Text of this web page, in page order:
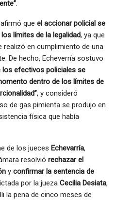
.
que el accionar policial se
límites de la legalidad, ya que
realizó en cumplimiento de una
De hecho, Echeverría sostuvo
los efectivos policiales se
dentro de los límites de
, y consideró
de gas pimienta se produjo en
física que había
de los jueces Echevarría,
resolvió rechazar el
y confirmar la sentencia de
por la jueza Cecilia Desiata,
la pena de cinco meses de